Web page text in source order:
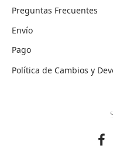
Preguntas Frecuentes
Envío
Pago
Política de Cambios y